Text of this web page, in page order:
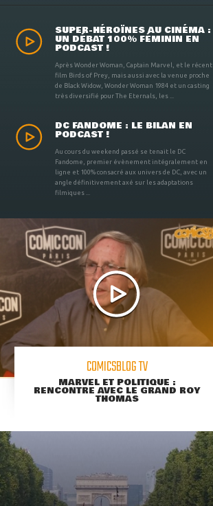
SUPER-HÉROÏNES AU CINÉMA :
UN DÉBAT 100% FÉMININ EN
PODCAST !
Après Wonder Woman, Captain Marvel, et le récent
film Birds of Prey, mais aussi avec la venue proche
de Black Widow, Wonder Woman 1984 et un casting
très diversifié pour The Eternals, les ...
DC FANDOME : LE BILAN EN
PODCAST !
Au cours du weekend passé se tenait le DC
Fandome, premier évènement intégralement en
ligne et 100% consacré aux univers de DC, avec un
angle définitivement axé sur les adaptations
filmiques ...
COMICSBLOG TV
MARVEL ET POLITIQUE :
RENCONTRE AVEC LE GRAND ROY
THOMAS